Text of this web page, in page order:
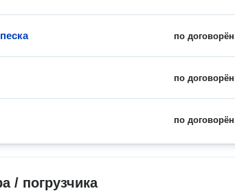
по
по
по
/ погрузчика